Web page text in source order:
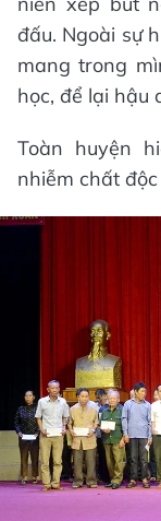
đấu. Ngoài sự
mang trong
học, để lại hậu
Toàn huyện
nhiễm chất